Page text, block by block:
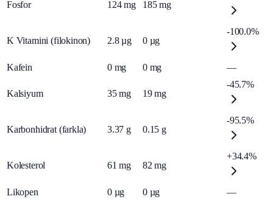
Fosfor 124 mg 185 mg
K Vitamini (filokinon) 2.8 µg 0 µg
-100.0%
Kafein 0 mg 0 mg —
Kalsiyum 35 mg 19 mg
-45.7%
Karbonhidrat (farkla) 3.37 g 0.15 g
-95.5%
Kolesterol 61 mg 82 mg
+34.4%
Likopen 0 µg 0 µg
—